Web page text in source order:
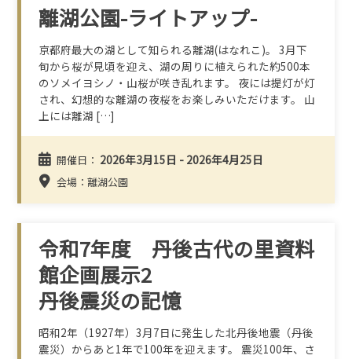
離湖公園-ライトアップ-
京都府最大の湖として知られる離湖(はなれこ)。 3月下
旬から桜が見頃を迎え、湖の周りに植えられた約500本
のソメイヨシノ・山桜が咲き乱れます。 夜には提灯が灯
され、幻想的な離湖の夜桜をお楽しみいただけます。 山
上には離湖 […]
開催日： 2026年3月15日 - 2026年4月25日
会場：離湖公園
令和7年度 丹後古代の里資料
館企画展示2
丹後震災の記憶
昭和2年（1927年）3月7日に発生した北丹後地震（丹後
震災）からあと1年で100年を迎えます。 震災100年、さ